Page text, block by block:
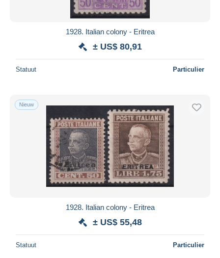
1928. Italian colony - Eritrea
± US$ 80,91
Statuut Particulier
Nieuw
1928. Italian colony - Eritrea
± US$ 55,48
Statuut Particulier